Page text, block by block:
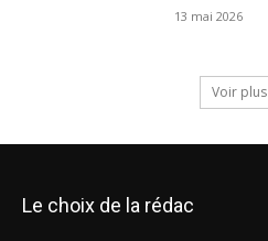
13 mai 2026
Voir plus
Le choix de la rédac